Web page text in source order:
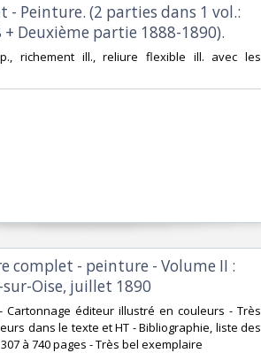
- Peinture. (2 parties dans 1 vol.:
Deuxième partie 1888-1890).‎
richement ill., reliure flexible ill. avec les
complet - peinture - Volume II :
Oise, juillet 1890‎
Cartonnage éditeur illustré en couleurs - Très
dans le texte et HT - Bibliographie, liste des
à 740 pages - Très bel exemplaire